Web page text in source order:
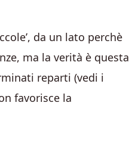
da un lato perchè
ma la verità è questa
reparti (vedi i
favorisce la